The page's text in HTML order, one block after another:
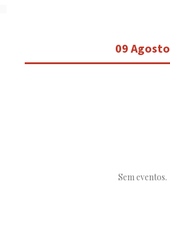
09 Agosto
Sem eventos.